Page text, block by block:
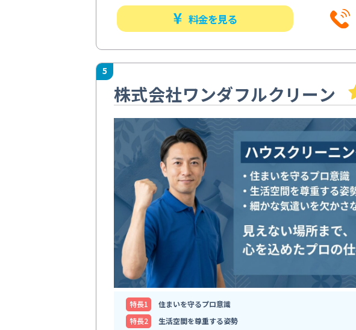
料金を見る
5
株式会社ワンダフルクリーン
特⻑1
住まいを守るプロ意識
特⻑2
生活空間を尊重する姿勢